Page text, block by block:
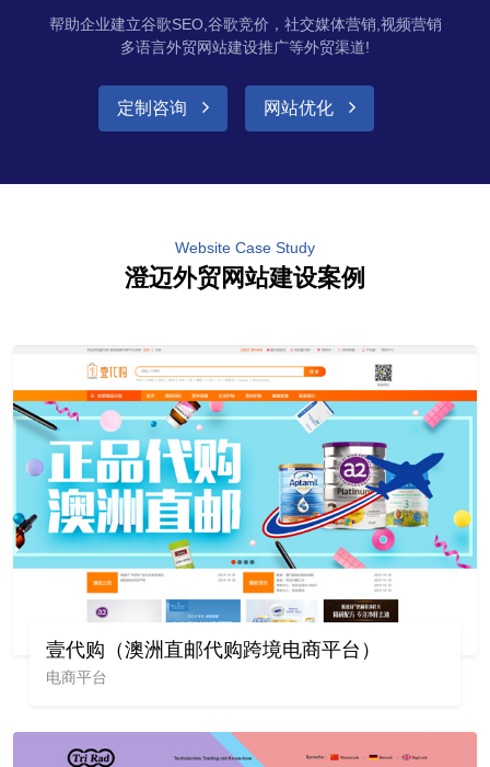
帮助企业建立谷歌SEO,谷歌竞价，社交媒体营销,视频营销
多语言外贸网站建设推广等外贸渠道!
定制咨询 网站优化
Website Case Study
澄迈外贸网站建设案例
壹代购（澳洲直邮代购跨境电商平台）
电商平台